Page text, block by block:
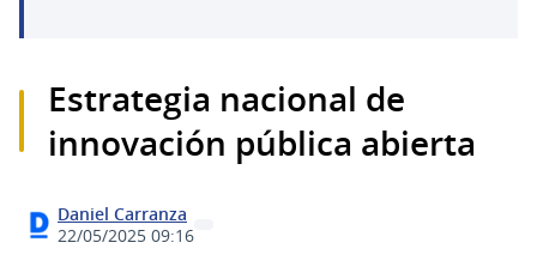
Estrategia nacional de
innovación pública abierta
Daniel Carranza
22/05/2025 09:16